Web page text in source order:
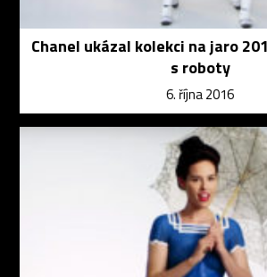
Chanel ukázal kolekci na jaro
s roboty
6. října 2016